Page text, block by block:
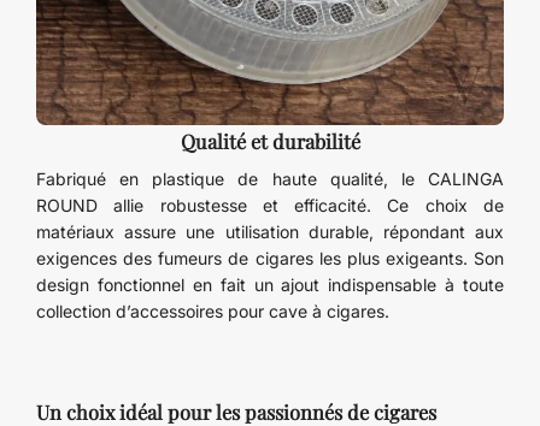
Qualité et durabilité
Fabriqué en plastique de haute qualité, le CALINGA
ROUND allie robustesse et efficacité. Ce choix de
matériaux assure une utilisation durable, répondant aux
exigences des fumeurs de cigares les plus exigeants. Son
design fonctionnel en fait un ajout indispensable à toute
collection d’accessoires pour cave à cigares.
Un choix idéal pour les passionnés de cigares